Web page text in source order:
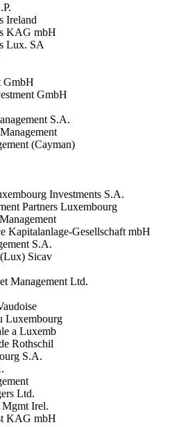
Ireland
KAG mbH
Lux. SA
GmbH
GmbH
S.A.
(Cayman)
Investments S.A.
Partners Luxembourg
Kapitalanlage-Gesellschaft mbH
S.A.
Sicav
Management Ltd.
Luxembourg
a Luxemb
Rothschil
S.A.
Ltd.
Irel.
KAG mbH